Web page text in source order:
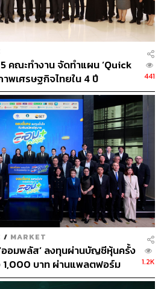
5 คณะทำงาน จัดทำแผน ‘Quick
พเศรษฐกิจไทยใน 4 ปี
441
/ MARKET
ออมพลัส’ ลงทุนผ่านบัญชีหุ้นครั้ง
1,000 บาท ผ่านแพลตฟอร์ม
จองซื้อ 3-5 ส.ค.นี้
1.2K